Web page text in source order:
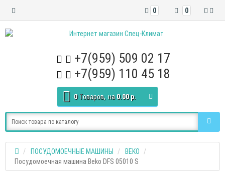
0
0
+7(959) 509 02 17
+7(959) 110 45 18
0 Tоваров, на 0.00 р.
ПОСУДОМОЕЧНЫЕ МАШИНЫ
BEKO
Посудомоечная машина Beko DFS 05010 S